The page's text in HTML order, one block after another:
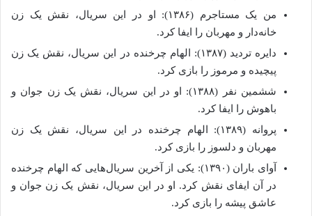
من یک مستاجرم (۱۳۸۶): او در این سریال، نقش یک زن
خانه‌دار و مهربان را ایفا کرد.
دایره تردید (۱۳۸۷): الهام چرخنده در این سریال، نقش یک زن
پیچیده و مرموز را بازی کرد.
ششمین نفر (۱۳۸۸): او در این سریال، نقش یک زن جوان و
باهوش را ایفا کرد.
پروانه (۱۳۸۹): الهام چرخنده در این سریال، نقش یک زن
مهربان و دلسوز را بازی کرد.
آوای باران (۱۳۹۰): یکی از آخرین سریال‌هایی که الهام چرخنده
در آن ایفای نقش کرد. او در این سریال، نقش یک زن جوان و
عاشق پیشه را بازی کرد.